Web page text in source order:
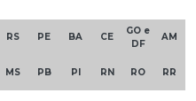
RS PE BA CE
GO e
DF
AM
MS PB PI RN RO RR